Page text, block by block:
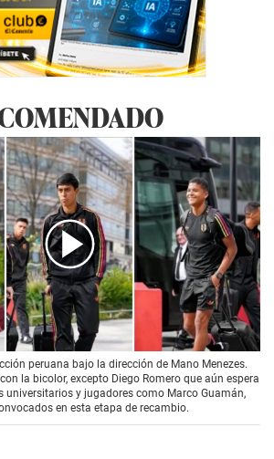
peruana bajo la dirección de Mano Menezes.
la bicolor, excepto Diego Romero que aún espera
universitarios y jugadores como Marco Guamán,
en esta etapa de recambio.